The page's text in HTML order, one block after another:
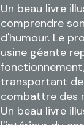
Un beau livre
comprendre
d'humour. Le
usine géante
transportant
combattre des
Un beau livre